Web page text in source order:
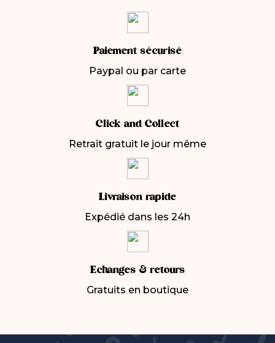
Paiement sécurisé
Paypal ou par carte
Click and Collect
Retrait gratuit le jour même
Livraison rapide
Expédié dans les 24h
Echanges & retours
Gratuits en boutique